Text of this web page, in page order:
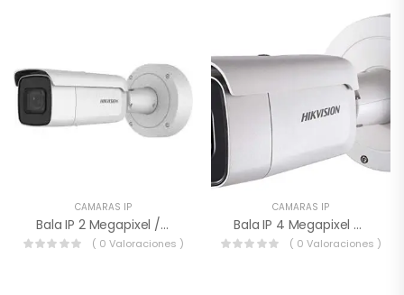
CAMARAS IP
Bala IP 2 Megapixel / ULTRA BAJA ILUMINACIÓN / 50 Mts IR EXIR / Lente Mot. 2.8 A 12 Mm / WDR / Exterior IP67/ IK10 / Vídeo Análisis / Entrada-Salida Audio Y Alarma / PoE+ / MicroSD
( 0 Valoraciones )
CAMARAS IP
Bala IP 4 Megapixel / 50 Mts IR EXIR / Exterior IP67 / IK10 / WDR 120 DB / PoE + / Audio Y Alarmas / Lente Mot. 2.8 A 12 Mm / Videoanaliticos Integrados
( 0 Valoraciones )